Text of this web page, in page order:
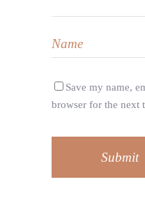
Save my name,
browser for the next
Submit